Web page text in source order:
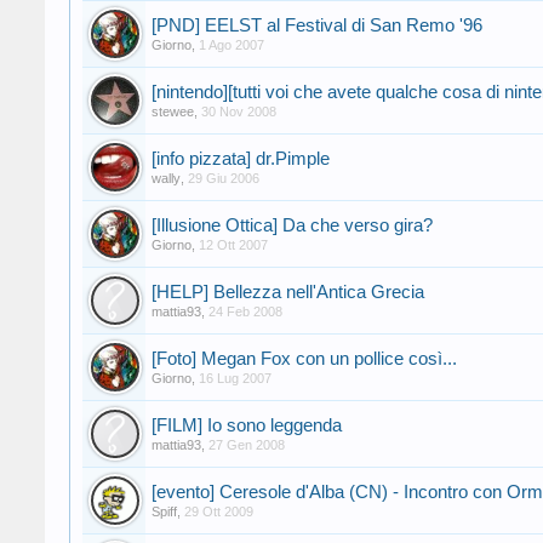
[PND] EELST al Festival di San Remo '96
Giorno 1 Ago 2007
[nintendo][tutti voi che avete qualche cosa di
stewee 30 Nov 2008
[info pizzata] dr.Pimple
wally 29 Giu 2006
[Illusione Ottica] Da che verso gira?
Giorno 12 Ott 2007
[HELP] Bellezza nell'Antica Grecia
mattia93 24 Feb 2008
[Foto] Megan Fox con un pollice così...
Giorno 16 Lug 2007
[FILM] Io sono leggenda
mattia93 27 Gen 2008
[evento] Ceresole d'Alba (CN) - Incontro con
Spiff 29 Ott 2009